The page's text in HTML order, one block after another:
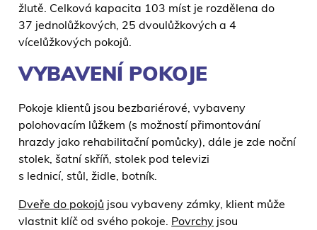
žlutě. Celková kapacita 103 míst je rozdělena do
37 jednolůžkových, 25 dvoulůžkových a 4
vícelůžkových pokojů.
VYBAVENÍ POKOJE
Pokoje klientů jsou bezbariérové, vybaveny
polohovacím lůžkem (s možností přimontování
hrazdy jako rehabilitační pomůcky), dále je zde noční
stolek, šatní skříň, stolek pod televizi
s lednicí, stůl, židle, botník.
Dveře do pokojů jsou vybaveny zámky, klient může
vlastnit klíč od svého pokoje. Povrchy jsou